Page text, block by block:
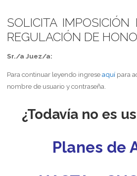
SOLICITA
REGULACIÓN DE
Sr./a Juez/a:
Para continuar leyendo ingreseaquípara
nombre de usuario y contraseña.
¿Todavía no es
Planes de